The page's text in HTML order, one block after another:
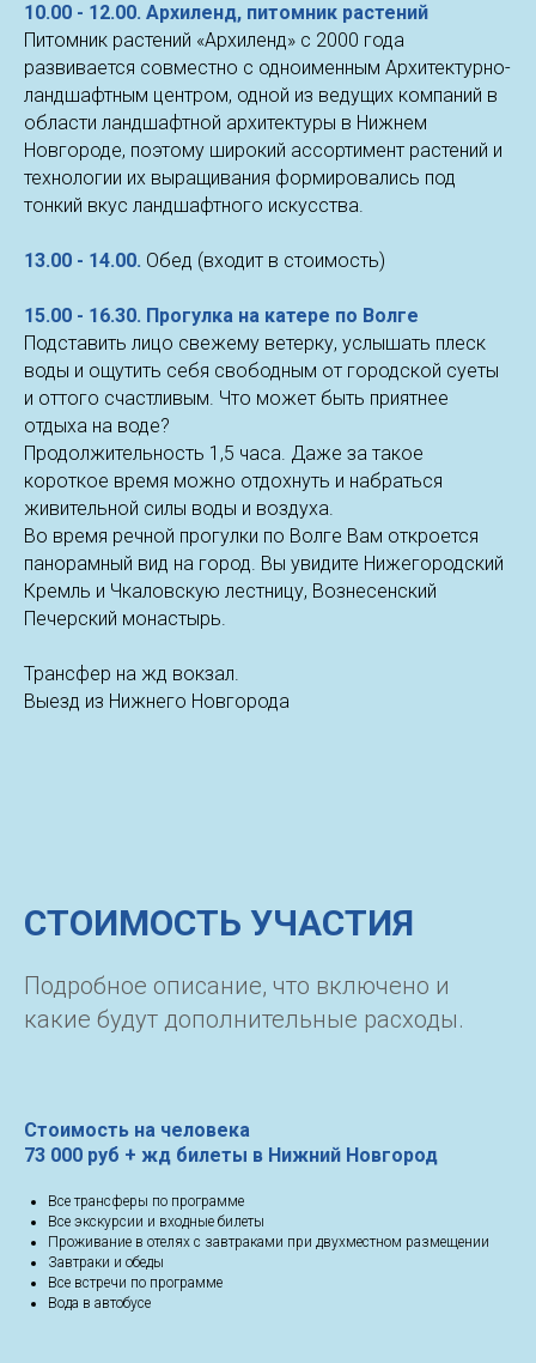
10.00 - 12.00. Архиленд, питомник растений
Питомник растений «Архиленд» с 2000 года
развивается совместно с одноименным Архитектурно-
ландшафтным центром, одной из ведущих компаний в
области ландшафтной архитектуры в Нижнем
Новгороде, поэтому широкий ассортимент растений и
технологии их выращивания формировались под
тонкий вкус ландшафтного искусства.
13.00 - 14.00. Обед (входит в стоимость)
15.00 - 16.30. Прогулка на катере по Волге
Подставить лицо свежему ветерку, услышать плеск
воды и ощутить себя свободным от городской суеты
и оттого счастливым. Что может быть приятнее
отдыха на воде?
Продолжительность 1,5 часа. Даже за такое
короткое время можно отдохнуть и набраться
живительной силы воды и воздуха.
Во время речной прогулки по Волге Вам откроется
панорамный вид на город. Вы увидите Нижегородский
Кремль и Чкаловскую лестницу, Вознесенский
Печерский монастырь.
Трансфер на жд вокзал.
Выезд из Нижнего Новгорода
СТОИМОСТЬ УЧАСТИЯ
Подробное описание, что включено и
какие будут дополнительные расходы.
Стоимость на человека
73 000 руб + жд билеты в Нижний Новгород
Все трансферы по программе
Все экскурсии и входные билеты
Проживание в отелях с завтраками при двухместном размещении
Завтраки и обеды
Все встречи по программе
Вода в автобусе